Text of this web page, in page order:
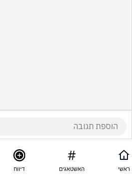
ראשי האשטאגים דיווח